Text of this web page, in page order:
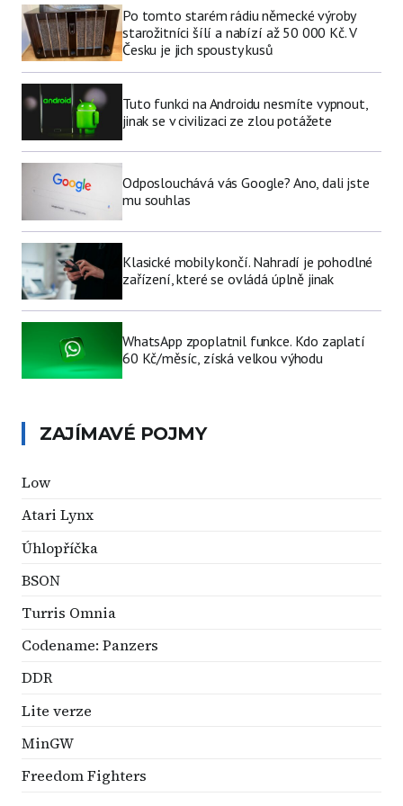
Po tomto starém rádiu německé výroby
starožitníci šílí a nabízí až 50 000 Kč. V
Česku je jich spousty kusů
Tuto funkci na Androidu nesmíte vypnout,
jinak se v civilizaci ze zlou potážete
Odposlouchává vás Google? Ano, dali jste
mu souhlas
Klasické mobily končí. Nahradí je pohodlné
zařízení, které se ovládá úplně jinak
WhatsApp zpoplatnil funkce. Kdo zaplatí
60 Kč/měsíc, získá velkou výhodu
ZAJÍMAVÉ POJMY
Low
Atari Lynx
Úhlopříčka
BSON
Turris Omnia
Codename: Panzers
DDR
Lite verze
MinGW
Freedom Fighters